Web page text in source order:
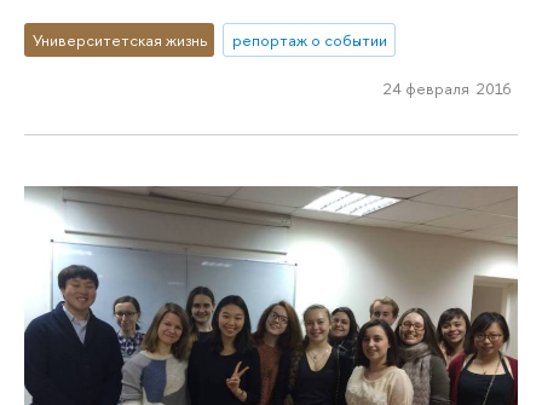
Университетская жизнь репортаж о событии
24 февраля 2016